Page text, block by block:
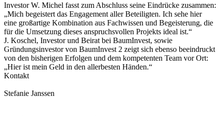
Investor W. Michel fasst zum Abschluss seine Eindrücke zusammen:
„Mich begeistert das Engagement aller Beteiligten. Ich sehe hier
eine großartige Kombination aus Fachwissen und Begeisterung, die
für die Umsetzung dieses anspruchsvollen Projekts ideal ist.“
J. Koschel, Investor und Beirat bei BaumInvest, sowie
Gründungsinvestor von BaumInvest 2 zeigt sich ebenso beeindruckt
von den bisherigen Erfolgen und dem kompetenten Team vor Ort:
„Hier ist mein Geld in den allerbesten Händen.“
Kontakt
Stefanie Janssen